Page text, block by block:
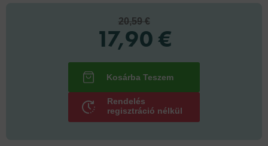
20,59 €
17,90 €
Rendelés
regisztráció nélkül